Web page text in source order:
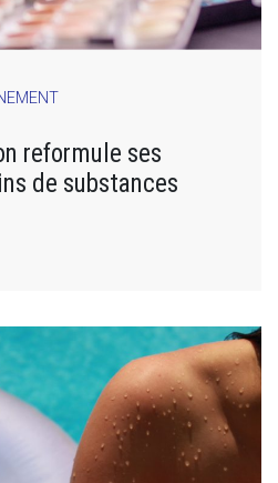
reformule ses
de substances